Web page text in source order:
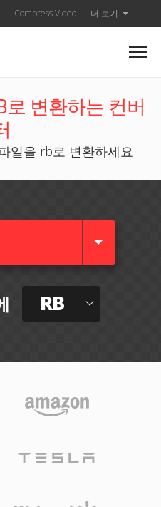
Compress Video 더 보기
로 변환하는 컨버
일을 rb로 변환하세요
RB